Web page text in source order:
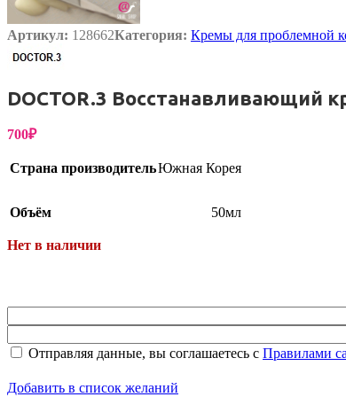
Бытовая химия
Артикул: 128662Категория: Кремы для проблемной
DOCTOR.3 Восстанавливающий
700₽
Страна производительЮжная Корея
Объём 50мл
Нет в наличии
Отправляя данные, вы соглашаетесь с Правилами
Добавить в список желаний